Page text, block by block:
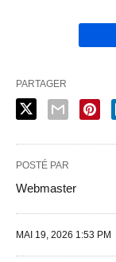
PARTAGER
POSTÉ PAR
Webmaster
MAI 19, 2026 1:53 PM